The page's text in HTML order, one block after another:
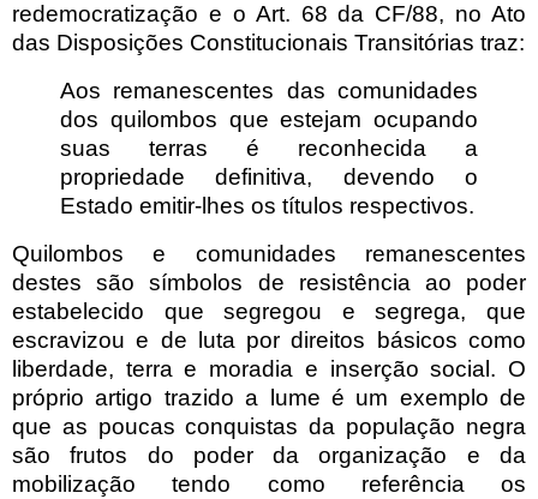
redemocratização e o Art. 68 da CF/88, no Ato
das Disposições Constitucionais Transitórias traz:
Aos remanescentes das comunidades
dos quilombos que estejam ocupando
suas terras é reconhecida a
propriedade definitiva, devendo o
Estado emitir-lhes os títulos respectivos.
Quilombos e comunidades remanescentes
destes são símbolos de resistência ao poder
estabelecido que segregou e segrega, que
escravizou e de luta por direitos básicos como
liberdade, terra e moradia e inserção social. O
próprio artigo trazido a lume é um exemplo de
que as poucas conquistas da população negra
são frutos do poder da organização e da
mobilização tendo como referência os